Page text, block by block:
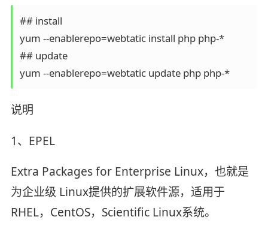
## install
yum --enablerepo=webtatic install php php-*
## update
yum --enablerepo=webtatic update php php-*
说明
1、EPEL
Extra Packages for Enterprise Linux，也就是
为企业级 Linux提供的扩展软件源，适用于
RHEL，CentOS，Scientific Linux系统。